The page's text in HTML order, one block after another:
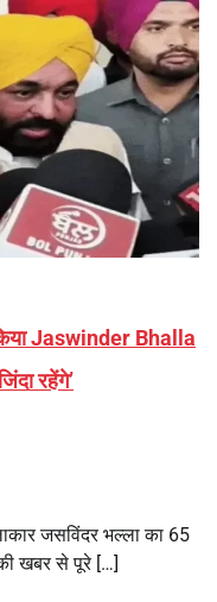
Jaswinder Bhalla
रहेंगे’
जसविंदर भल्ला का 65
खबर से पूरे […]